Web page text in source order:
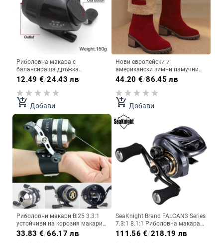
Риболовна макара с
балансираща дръжка
Съотношение на предавките
3.0:1 Лека, ултра гладка,
високоскоростна риболовна
принадлежност Dropship
12.49 €/24.43 лв
add_shopping_cart Добави
Нови европейски и
американски зимни памучни
ботуши с маншети,
многофункционални, френски
ботуши до средата на прасеца,
дебел среден ток Мартин
ботуши 40-43 голям размер
ботуши
44.20 €/86.45 лв
add_shopping_cart Добави
Риболовни макари Bl25 3.3:1
устойчиви на корозия макари
от неръждаема стомана
Затворена макара за риболов
33.83 €/66.17 лв
SeaKnight Brand FALCAN3 Series
7.3:1 8.1:1 Риболовна макара
за замятане на стръв Ultra-
Linght 180g 15LB Морски
111.56 €/218.19 лв